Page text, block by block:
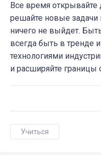
Все время
решайте новые задачи
ничего не выйдет.
всегда быть в тренде
технологиями
и расширяйте границы
Учиться